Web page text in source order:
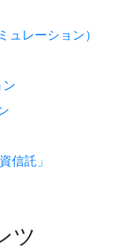
レーション）
ン
信託」
ツ